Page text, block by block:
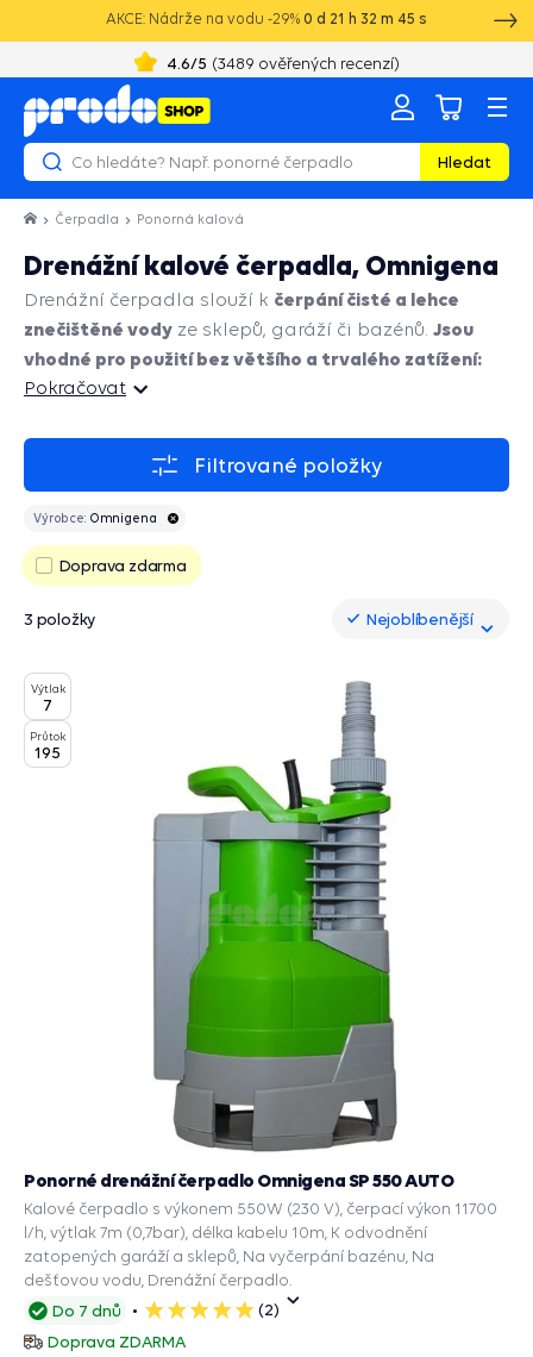
AKCE: Nádrže na vodu -29% 0 d 21 h 32 m 45 s
4.6/5 (3489 ověřených recenzí)
Hledat
Čerpadla Ponorná kalová
Drenážní kalové čerpadla, Omnigena
Drenážní čerpadla slouží k čerpání čisté a lehce
znečištěné vody ze sklepů, garáží či bazénů. Jsou
vhodné pro použití bez většího a trvalého zatížení:
Pokračovat
Pokračovat
Filtrované položky
Výrobce: Omnigena
Doprava zdarma
3 položky Nejoblíbenější
Nejoblíbenější
Výtlak
7
Průtok
195
Do 7 dnů
5
hvězdiček
(2)
Doprava ZDARMA
Ponorné drenážní čerpadlo Omnigena SP 550 AUTO
Kalové čerpadlo s výkonem 550W (230 V), čerpací výkon 11700
l/h, výtlak 7m (0,7bar), délka kabelu 10m, K odvodnění
zatopených garáží a sklepů, Na vyčerpání bazénu, Na
dešťovou vodu, Drenážní čerpadlo.